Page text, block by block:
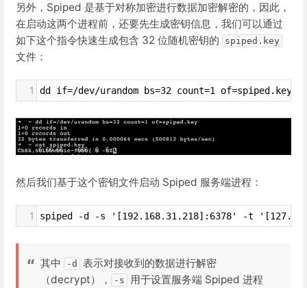
另外，Spiped 是基于对称加密进行数据加密解密的，因此，
在启动这两个进程前，还要先生成密钥信息，我们可以通过
如下这个指令快速生成包含 32 位随机密钥的
spiped.key
文件：
1 dd if=/dev/urandom bs=32 count=1 of=spiped.key
然后我们基于这个密钥文件启动 Spiped 服务端进程：
1 spiped -d -s '[192.168.31.218]:6378' -t
其中 -d
表示对接收到的数据进行解密
（decrypt），
-s
用于设置服务端 Spiped 进程